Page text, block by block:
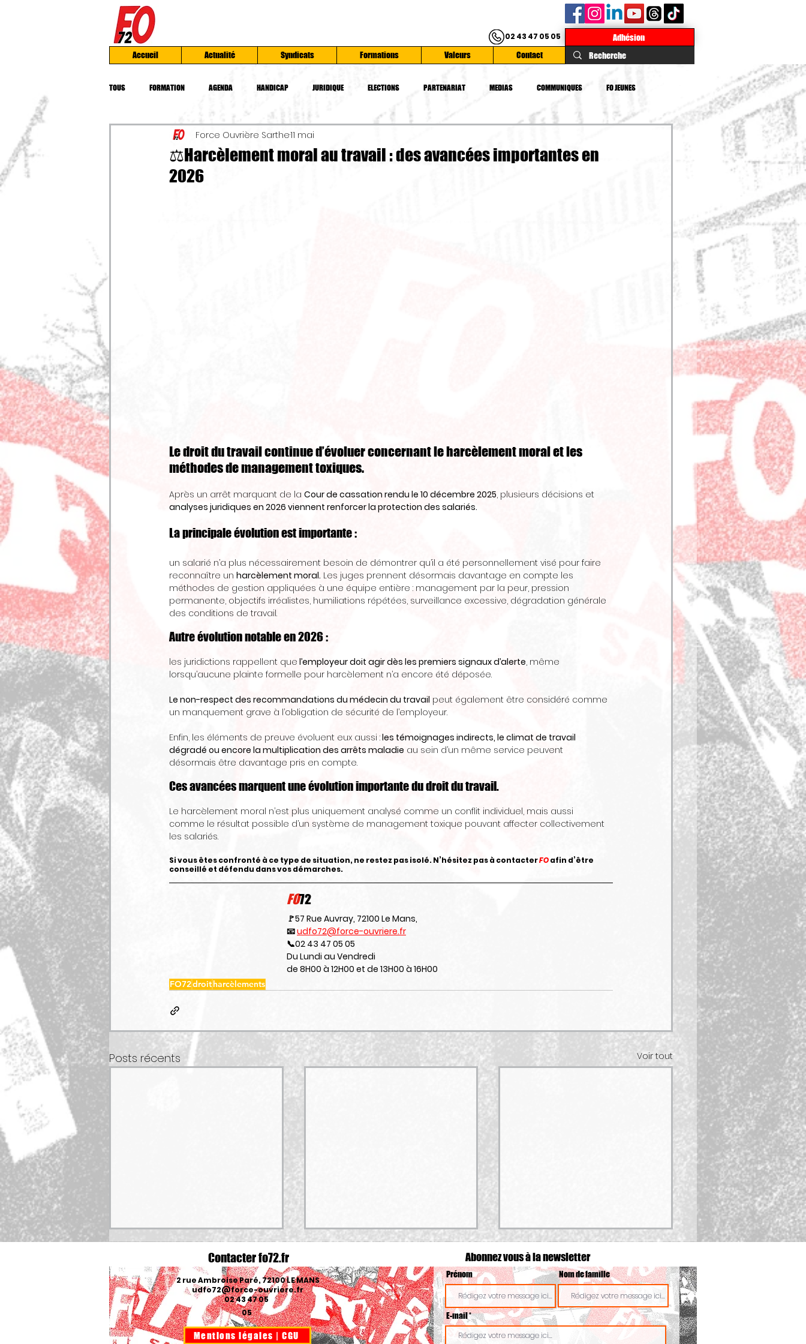
Adhésion
Accueil
Actualité Syndicats Formations Valeurs Contact
02 43 47 05 05
TOUS FORMATION AGENDA HANDICAP JURIDIQUE ELECTIONS PARTENARIAT MEDIAS COMMUNIQUES FO JEUNES
INSTANCES UD AFOC MOBILISATIONS SYNDICATS
CHOMAGE
⚖️Harcèlement moral au travail : des avancées importantes en
2026
Force Ouvrière Sarthe11 mai
Le droit du travail continue d’évoluer concernant le harcèlement moral et les
méthodes de management toxiques.
Après un arrêt marquant de la Cour de cassation rendu le 10 décembre 2025, plusieurs décisions et
analyses juridiques en 2026 viennent renforcer la protection des salariés.
La principale évolution est importante :
un salarié n’a plus nécessairement besoin de démontrer qu’il a été personnellement visé pour faire
reconnaître un harcèlement moral. Les juges prennent désormais davantage en compte les
méthodes de gestion appliquées à une équipe entière : management par la peur, pression
permanente, objectifs irréalistes, humiliations répétées, surveillance excessive, dégradation générale
des conditions de travail.
Autre évolution notable en 2026 :
les juridictions rappellent que l’employeur doit agir dès les premiers signaux d’alerte, même
lorsqu’aucune plainte formelle pour harcèlement n’a encore été déposée.
Le non-respect des recommandations du médecin du travail peut également être considéré comme
un manquement grave à l’obligation de sécurité de l’employeur.
Enfin, les éléments de preuve évoluent eux aussi : les témoignages indirects, le climat de travail
dégradé ou encore la multiplication des arrêts maladie au sein d’un même service peuvent
désormais être davantage pris en compte.
Ces avancées marquent une évolution importante du droit du travail.
Le harcèlement moral n’est plus uniquement analysé comme un conflit individuel, mais aussi
comme le résultat possible d’un système de management toxique pouvant affecter collectivement
les salariés.
Si vous êtes confronté à ce type de situation, ne restez pas isolé. N’hésitez pas à contacter FO afin d’être
conseillé et défendu dans vos démarches.
FO72
🚩57 Rue Auvray, 72100 Le Mans,
📧 udfo72@force-ouvriere.fr
📞02 43 47 05 05
Du Lundi au Vendredi
de 8H00 à 12H00 et de 13H00 à 16H00
FO72droitharcèlements
Posts récents Voir tout
Contacter fo72.fr
Mentions légales | CGU
02 43 47 05
05
udfo72@force-ouvriere.fr
2 rue Ambroise Paré, 72100 LE MANS
Abonnez vousà la newsletter
Prénom Nom de famille
E-mail